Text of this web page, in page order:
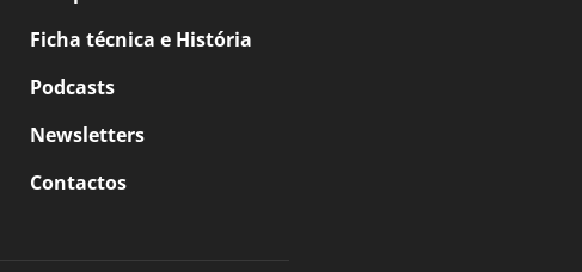
Ficha técnica e História
Podcasts
Newsletters
Contactos